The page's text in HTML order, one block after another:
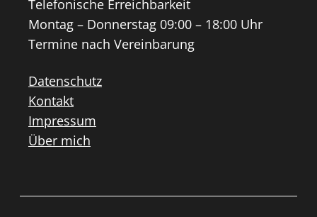
Telefonische Erreichbarkeit
Montag – Donnerstag 09:00 – 18:00 Uhr
Termine nach Vereinbarung
Datenschutz
Kontakt
Impressum
Über mich